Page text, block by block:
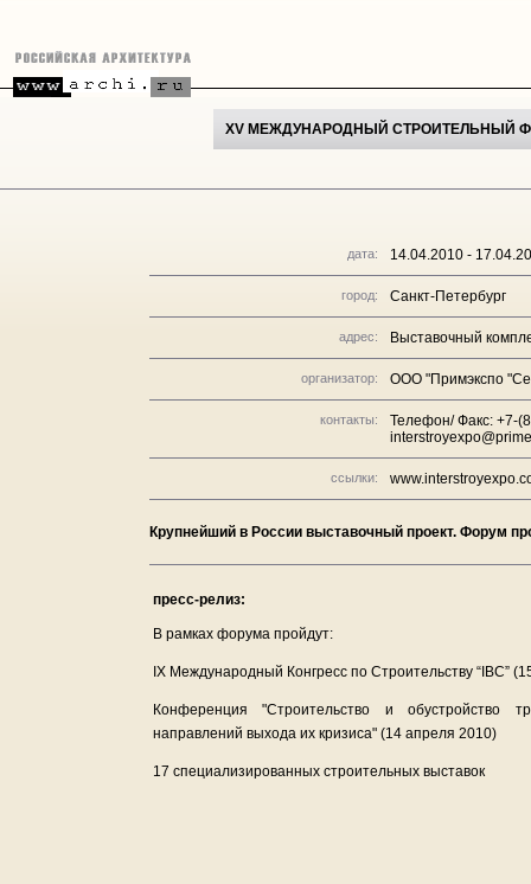
XV МЕЖДУНАРОДНЫЙ СТРОИТЕЛЬНЫЙ
дата: 14.04.2010 -
город: Санкт-Петербург
адрес: Выставочный
организатор: ООО "Примэкспо
контакты:
Телефон/ Факс: +7-
ссылки:
Крупнейший в России выставочный проект. Форум
пресс-релиз:
В рамках форума пройдут:
IX Международный Конгресс по Строительству
Конференция "Строительство и обустройство
направлений выхода их кризиса" (14 апреля 2010)
17 специализированных строительных выставок